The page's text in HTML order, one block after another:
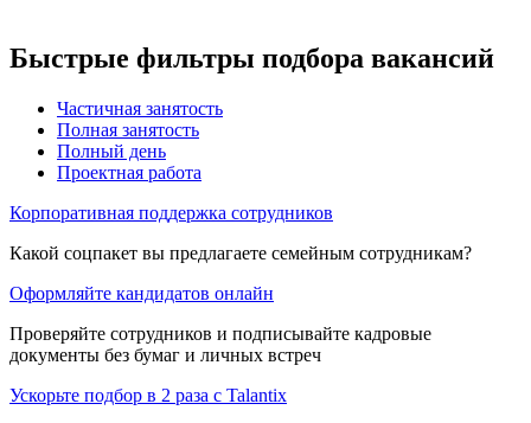
Быстрые фильтры подбора вакансий
Частичная занятость
Полная занятость
Полный день
Проектная работа
Корпоративная поддержка сотрудников
Какой соцпакет вы предлагаете семейным сотрудникам?
Оформляйте кандидатов онлайн
Проверяйте сотрудников и подписывайте кадровые
документы без бумаг и личных встреч
Ускорьте подбор в 2 раза с Talantix